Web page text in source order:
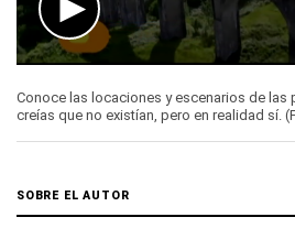
seconds
of
5
minutes,
Conoce las locaciones y escenarios de las
creías que no existían, pero en realidad sí.
SOBRE EL AUTOR